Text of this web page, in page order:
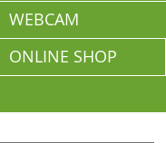
WEBCAM
ONLINE SHOP